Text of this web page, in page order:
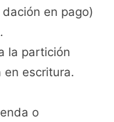
en pago)
la partición
en escritura.
o